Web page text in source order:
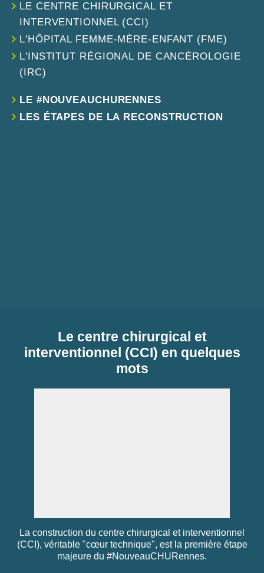
LE CENTRE CHIRURGICAL ET
INTERVENTIONNEL (CCI)
L'HÔPITAL FEMME-MÈRE-ENFANT (FME)
L'INSTITUT RÉGIONAL DE CANCÉROLOGIE
(IRC)
LE #NOUVEAUCHURENNES
LES ÉTAPES DE LA RECONSTRUCTION
Le centre chirurgical et
interventionnel (CCI) en quelques
mots
La construction du centre chirurgical et interventionnel
(CCI), véritable "cœur technique", est la première étape
majeure du #NouveauCHURennes.